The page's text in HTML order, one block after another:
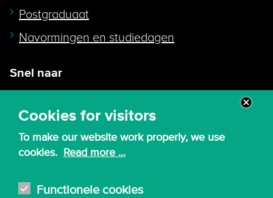
Cookies for visitors
To make our website work properly, we use
cookies. Read more ...
Functionele cookies
Postgraduaat
Navormingen en studiedagen
Snel naar
Webmail
Canvas
Bibliotheek